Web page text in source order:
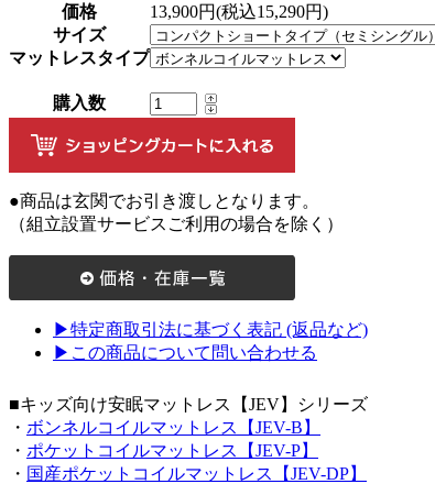
価格
13,900円(税込15,290円)
サイズ
マットレスタイプ
購入数
●商品は玄関でお引き渡しとなります。
（組立設置サービスご利用の場合を除く）
▶特定商取引法に基づく表記 (返品など)
▶この商品について問い合わせる
■キッズ向け安眠マットレス【JEV】シリーズ
・ ボンネルコイルマットレス【JEV-B】
・ ポケットコイルマットレス【JEV-P】
・ 国産ポケットコイルマットレス【JEV-DP】